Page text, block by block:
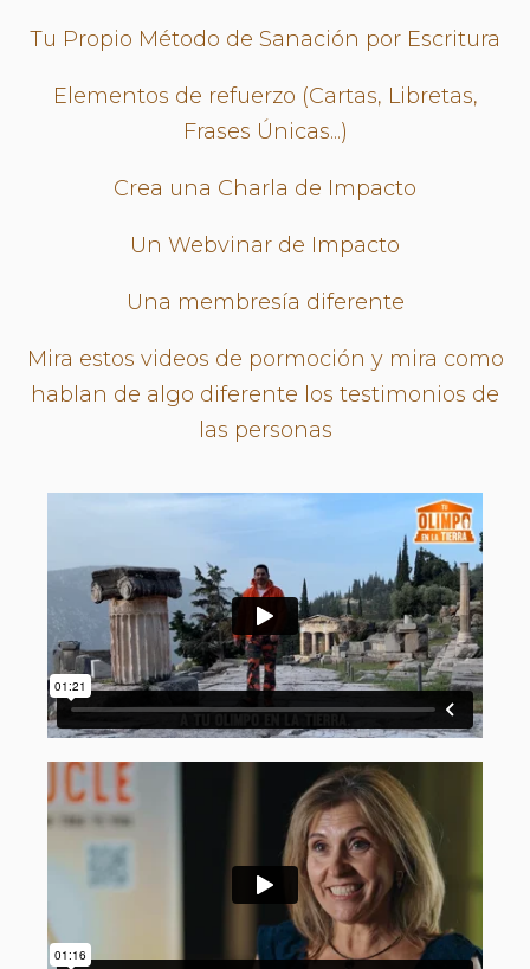
Tu Propio Método de Sanación por Escritura
Elementos de refuerzo (Cartas, Libretas,
Frases Únicas...)
Crea una Charla de Impacto
Un Webvinar de Impacto
Una membresía diferente
Mira estos videos de pormoción y mira como
hablan de algo diferente los testimonios de
las personas